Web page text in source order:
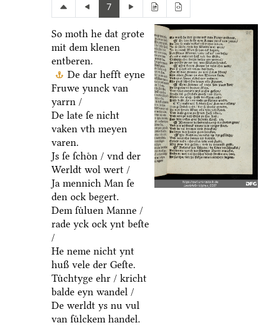
7
So moth he dat grote
mit dem klenen
entberen.
De dar hefft eyne
Fruwe yunck van
yarrn /
De late ſe nicht
vaken vth meyen
varen.
Js ſe ſchoͤn / vnd der
Werldt wol wert /
Ja mennich Man ſe
den ock begert.
Dem ſuͤluen Manne /
rade yck ock ynt beſte
/
He neme nicht ynt
huß vele der Geſte.
Tuͤchtyge ehr / kricht
balde eyn wandel /
De werldt ys nu vul
van ſuͤlckem handel.